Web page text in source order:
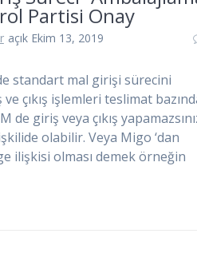
Partisi Onay
açık Ekim 13, 2019
standart mal girişi sürecini
çıkış işlemleri teslimat
de giriş veya çıkış
olabilir. Veya Migo ‘dan
ilişkisi olması demek örneğin